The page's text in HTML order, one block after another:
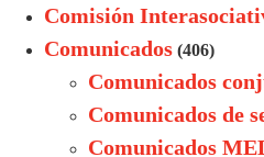
Comisión
Comunicados (406)
Comunicados
Comunicados de
Comunicados